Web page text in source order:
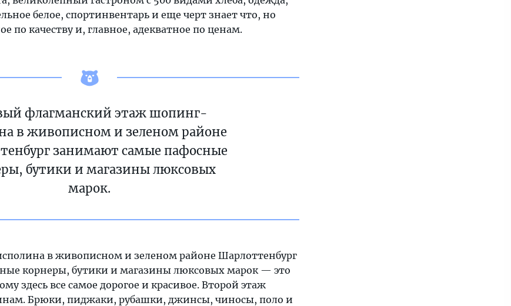
белое, спортинвентарь и еще черт знает что, но
по качеству и, главное, адекватное по ценам.
флагманский этаж шопинг-
в живописном и зеленом районе
занимают самые пафосные
бутики и магазины люксовых
марок.
в живописном и зеленом районе Шарлоттенбург
корнеры, бутики и магазины люксовых марок — это
здесь все самое дорогое и красивое. Второй этаж
Брюки, пиджаки, рубашки, джинсы, чиносы, поло и